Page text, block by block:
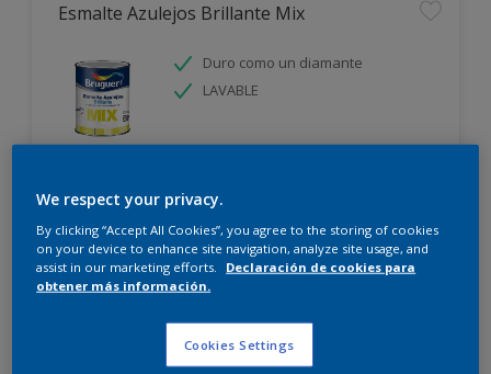
Esmalte Azulejos Brillante Mix
Duro como un diamante
LAVABLE
Comparar
Esmalte Acrylic Brillante Mix
We respect your privacy.
By clicking “Accept All Cookies”, you agree to the storing of cookies
on your device to enhance site navigation, analyze site usage, and
assist in our marketing efforts.
Declaración de cookies para
obtener más información.
Cookies Settings